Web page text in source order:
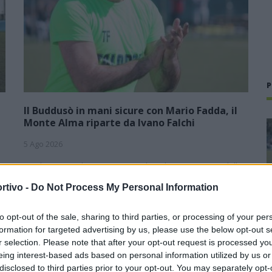
- Do Not Process My Personal Information
opt-out of the sale, sharing to third parties, or processing of your
for targeted advertising by us, please use the below opt-out
selection. Please note that after your opt-out request is processed
interest-based ads based on personal information utilized by us
to third parties prior to your opt-out. You may separately
Il Buddusò in mani sicure con Mario Fadda, il
Monte Alma riparte da Ivano Falchi
5 Ago 2026
Con l'apertura dei tesseramenti dei calciatori a partire dall'1
squadre di Promozione girone B arrivano anche le chiusure
Colpo dell'Uta con Pisano e arriva
anche Serra, tripletta Cus Cagliari
con Piroddi, Angiargia e Nenna
5 Ago 2026